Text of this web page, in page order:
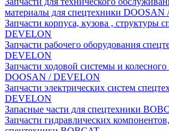
материалы для спецтехники
Запчасти корпуса, кузова , структуры
DEVELON
Запчасти рабочего оборудования
DEVELON
Запчасти ходовой системы и
DOOSAN / DEVELON
Запчасти электрических систем
DEVELON
Запасные части для спецтехники
Запчасти гидравлических